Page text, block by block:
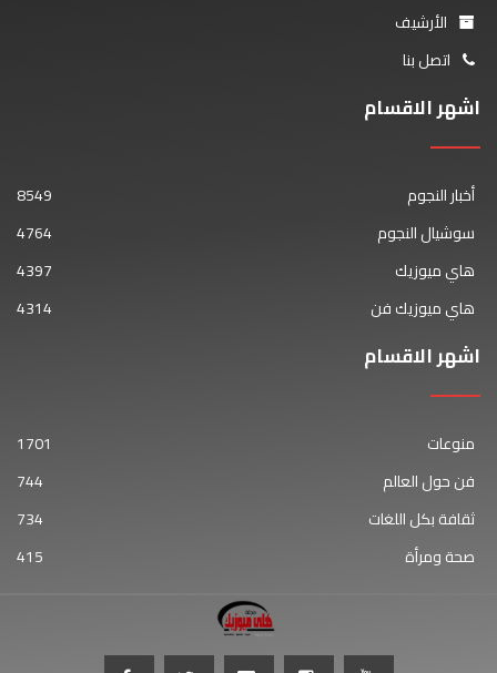
الأرشيف
اتصل بنا
اشهر الاقسام
أخبار النجوم
8549
سوشيال النجوم
4764
هاي ميوزيك
4397
هاي ميوزيك فن
4314
اشهر الاقسام
منوعات
1701
فن حول العالم
744
ثقافة بكل اللغات
734
صحة ومرأة
415